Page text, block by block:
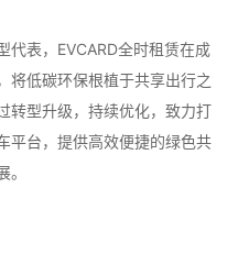
代表，EVCARD全时租赁在成
将低碳环保根植于共享出行之
转型升级，持续优化，致力打
平台，提供高效便捷的绿色共